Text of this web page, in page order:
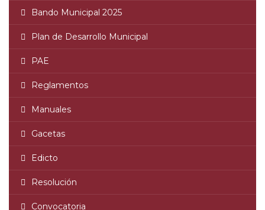
Bando Municipal 2025
Plan de Desarrollo Municipal
PAE
Reglamentos
Manuales
Gacetas
Edicto
Resolución
Convocatoria